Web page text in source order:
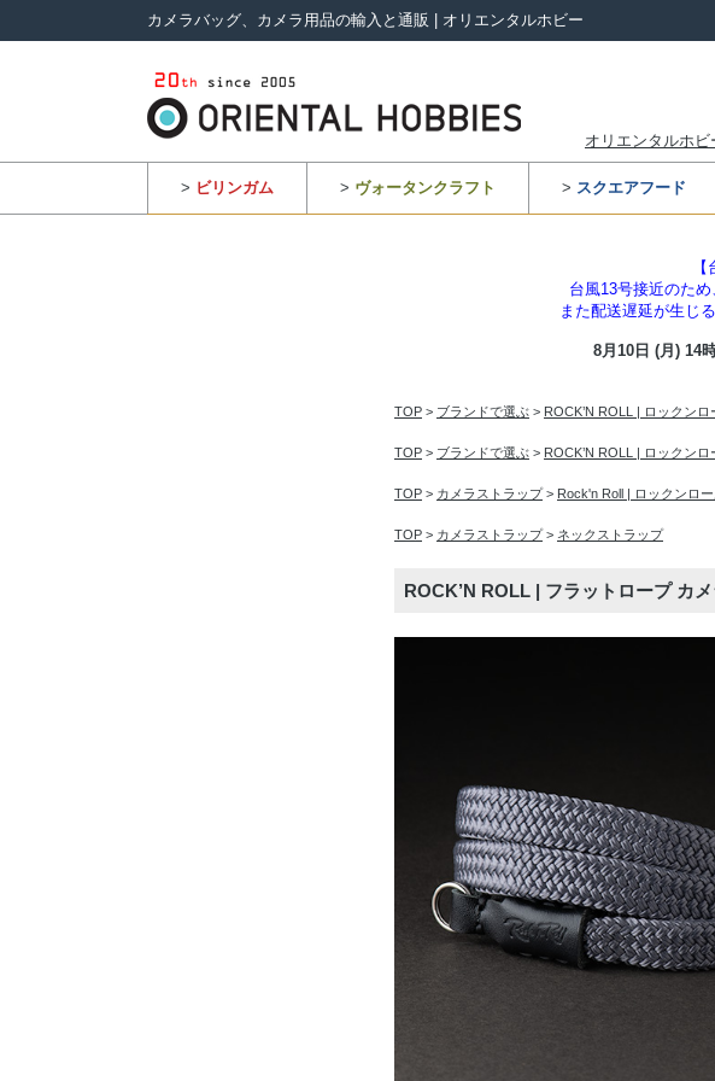
カメラバッグ、カメラ用品の輸入と通販 | オリエンタルホビー
オリエンタルホビ
> ビリンガム > ヴォータンクラフト > スクエアフード
台風13号接近のた
また配送遅延が生じ
8月10日 (月) 14
TOP > ブランドで選ぶ > ROCK’N ROLL | ロックンロ
TOP > ブランドで選ぶ > ROCK’N ROLL | ロックンロ
TOP > カメラストラップ> Rock'n Roll | ロックンロ
TOP > カメラストラップ> ネックストラップ
ROCK’N ROLL | フラットロープ カ